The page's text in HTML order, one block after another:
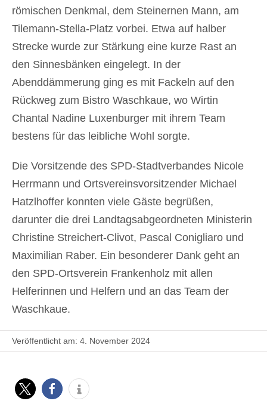
römischen Denkmal, dem Steinernen Mann, am
Tilemann-Stella-Platz vorbei. Etwa auf halber
Strecke wurde zur Stärkung eine kurze Rast an
den Sinnesbänken eingelegt. In der
Abenddämmerung ging es mit Fackeln auf den
Rückweg zum Bistro Waschkaue, wo Wirtin
Chantal Nadine Luxenburgermit ihrem Team
bestens für das leibliche Wohl sorgte.
Die Vorsitzende des SPD-Stadtverbandes Nicole
Herrmann und Ortsvereinsvorsitzender Michael
Hatzlhofferkonnten viele Gäste begrüßen,
darunter die drei Landtagsabgeordneten Ministerin
Christine Streichert-Clivot, Pascal Conigliaround
Maximilian Raber. Ein besonderer Dank geht an
den SPD-Ortsverein Frankenholz mit allen
Helferinnen und Helfern und an das Team der
Waschkaue.
Veröffentlicht am: 4. November 2024